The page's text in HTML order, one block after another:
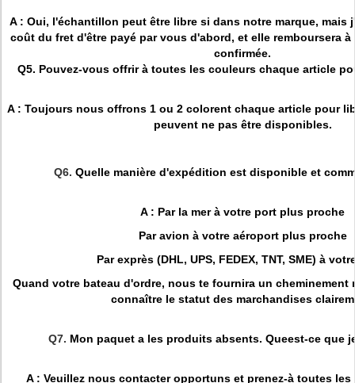
A : Oui, l'échantillon peut être libre si dans notre marque, mais
coût du fret d'être payé par vous d'abord, et elle remboursera
confirmée.
Q5. Pouvez-vous offrir à toutes les couleurs chaque article
A : Toujours nous offrons 1 ou 2 colorent chaque article pour
peuvent ne pas être disponibles.
Q6. Quelle manière d'expédition est disponible et
A : Par la mer à votre port plus proche
Par avion à votre aéroport plus proche
Par exprès (DHL, UPS, FEDEX, TNT, SME) à
Quand votre bateau d'ordre, nous te fournira un cheminement
connaître le statut des marchandises
Q7. Mon paquet a les produits absents. Queest-ce que
A : Veuillez nous contacter opportuns et prenez-à toutes